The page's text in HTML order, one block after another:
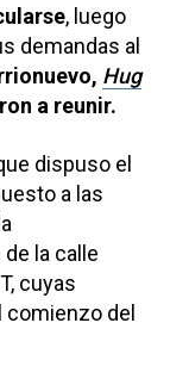
, luego
demandas al
Hug
a reunir.
dispuso el
a las
la calle
cuyas
del